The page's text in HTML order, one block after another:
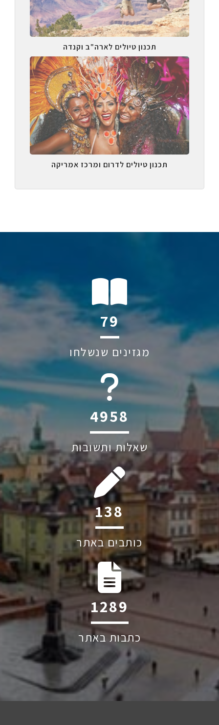
תכנון טיולים לארה"ב וקנדה
תכנון טיולים לדרום ומרכז אמריקה
120
מגזינים שנשלחו
6045
שאלות ותשובות
211
כותבים באתר
1960
כתבות באתר